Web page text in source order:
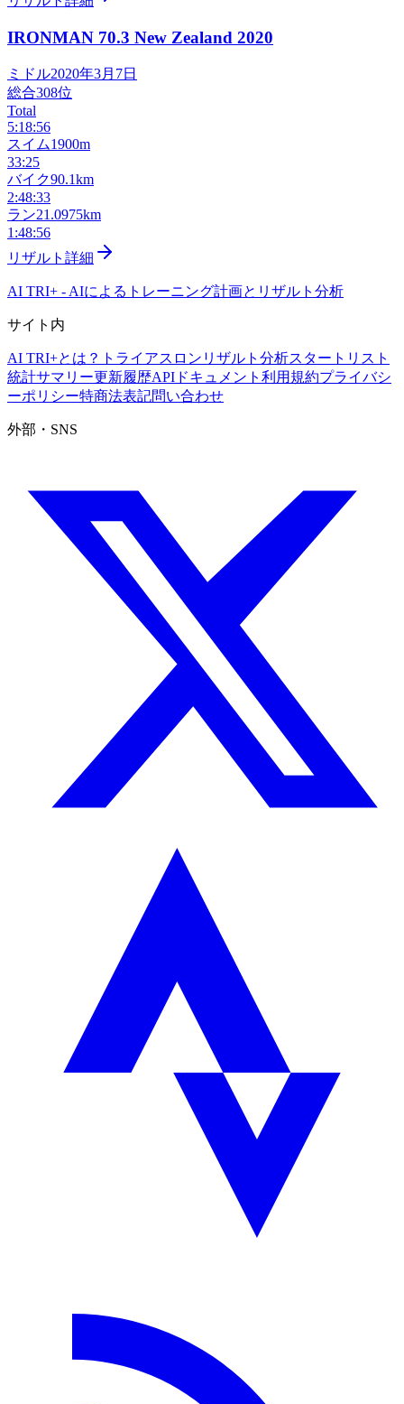
IRONMAN 70.3 New Zealand 2020
ミドル2020年3月7日
総合308位
Total
5:18:56
スイム1900m
33:25
バイク90.1km
2:48:33
ラン21.0975km
1:48:56
リザルト詳細
AI TRI+ - AIによるトレーニング計画とリザルト分析
サイト内
AI TRI+とは？ トライアスロンリザルト分析スタートリスト
統計サマリー更新履歴APIドキュメント 利用規約プライバシ
ーポリシー特商法表記問い合わせ
外部・SNS